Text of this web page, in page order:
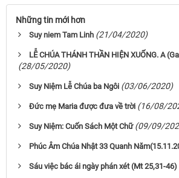
Những tin mới hơn
Suy niem Tam Linh (21/04/2020)
LỄ CHÚA THÁNH THẦN HIỆN XUỐNG. A
(28/05/2020)
Suy Niệm Lễ Chúa ba Ngôi (03/06/2020)
Đức mẹ Maria được đưa về trời (16/08/
Suy Niệm: Cuốn Sách Một Chữ (09/09/
Phúc Âm Chúa Nhật 33 Quanh
Sáu việc bác ái ngày phán xét (Mt 25,31-46)